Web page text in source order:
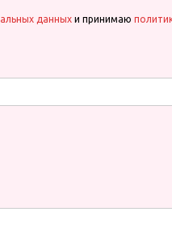
данных и принимаю